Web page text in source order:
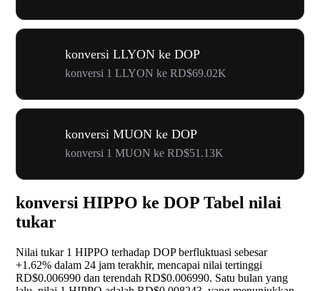
konversi LLYON ke DOP
konversi 1 LLYON ke RD$69.02K
konversi MUON ke DOP
konversi 1 MUON ke RD$51.13K
konversi HIPPO ke DOP Tabel nilai
tukar
Nilai tukar 1 HIPPO terhadap DOP berfluktuasi sebesar
+1.62% dalam 24 jam terakhir, mencapai nilai tertinggi
RD$0.006990 dan terendah RD$0.006990. Satu bulan yang